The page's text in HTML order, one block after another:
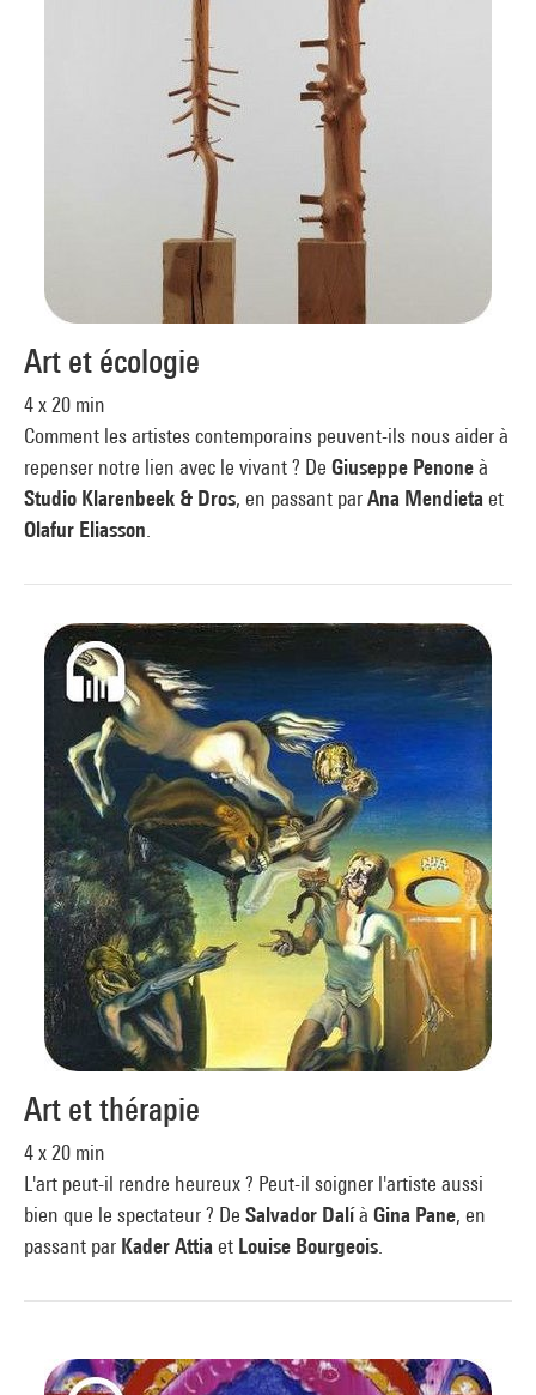
Art et écologie
4 x 20 min
Comment les artistes contemporains peuvent-ils nous aider à
repenser notre lien avec le vivant ? De Giuseppe Penoneà
Studio Klarenbeek & Dros, en passant parAna Mendieta et
Olafur Eliasson
Art et thérapie
4 x 20 min
L'art peut-il rendre heureux ? Peut-il soigner l'artiste aussi
bien que le spectateur ? De Salvador Dalíà Gina Pane, en
passant par Kader Attia et Louise Bourgeois